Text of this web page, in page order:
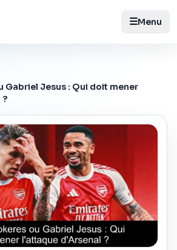
☰Menu
Gabriel Jesus : Qui doit mener
?